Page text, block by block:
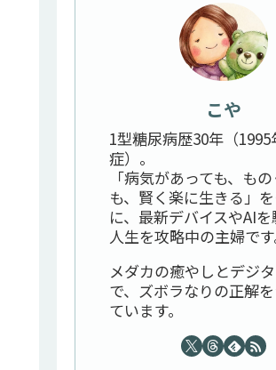
こや
1型糖尿病歴30年（1995
症）。
「病気があっても、も
も、賢く楽に生きる」
に、最新デバイスやAI
人生を攻略中の主婦です
メダカの癒やしとデジ
で、ズボラなりの正解
ています。